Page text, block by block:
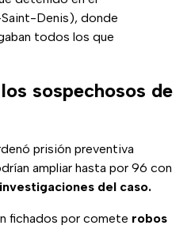
Denis), donde
todos los que
sospechosos de
prisión preventiva
ampliar hasta por 96 con
del caso.
fichados por comete robos